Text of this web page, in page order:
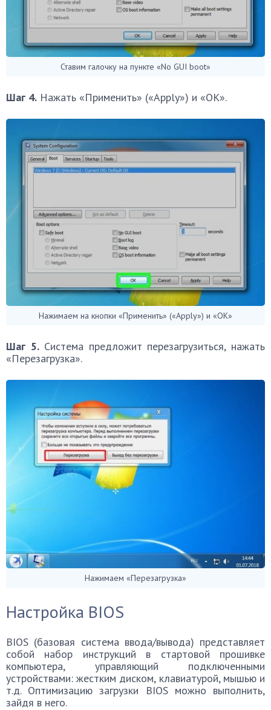
Ставим галочку на пункте «No GUI boot»
Шаг 4. Нажать «Применить» («Apply») и «ОК».
Нажимаем на кнопки «Применить» («Apply») и «ОК»
Шаг 5.Система предложит перезагрузиться, нажать
«Перезагрузка».
Нажимаем «Перезагрузка»
Настройка BIOS
BIOS (базовая система ввода/вывода) представляет
собой набор инструкций в стартовой прошивке
компьютера, управляющий подключенными
устройствами: жестким диском, клавиатурой, мышью и
т.д. Оптимизацию загрузки BIOS можно выполнить,
зайдя в него.